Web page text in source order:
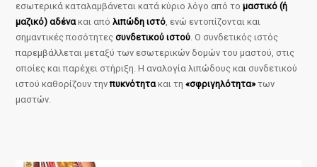
εσωτερικά καταλαμβάνεται κατά κύριο λόγο από τομαστικό (ή
μαζικό) αδένακαι απόλιπώδη ιστό, ενώ εντοπίζονται και
σημαντικές ποσότητεςσυνδετικού ιστού. Ο συνδετικός ιστός
παρεμβάλλεται μεταξύ των εσωτερικών δομών του μαστού, στις
οποίες και παρέχει στήριξη. Η αναλογία λιπώδους και συνδετικού
ιστού καθορίζουν τηνπυκνότητακαι τη«σφριγηλότητα»των
μαστών.